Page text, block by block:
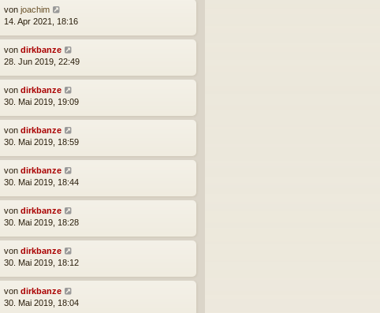
von joachim
14. Apr 2021, 18:16
von dirkbanze
28. Jun 2019, 22:49
von dirkbanze
30. Mai 2019, 19:09
von dirkbanze
30. Mai 2019, 18:59
von dirkbanze
30. Mai 2019, 18:44
von dirkbanze
30. Mai 2019, 18:28
von dirkbanze
30. Mai 2019, 18:12
von dirkbanze
30. Mai 2019, 18:04